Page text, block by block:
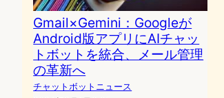
Gmail×Gemini：Googleが
Android版アプリにAIチャッ
トボットを統合、メール管理
の革新へ
チャットボットニュース